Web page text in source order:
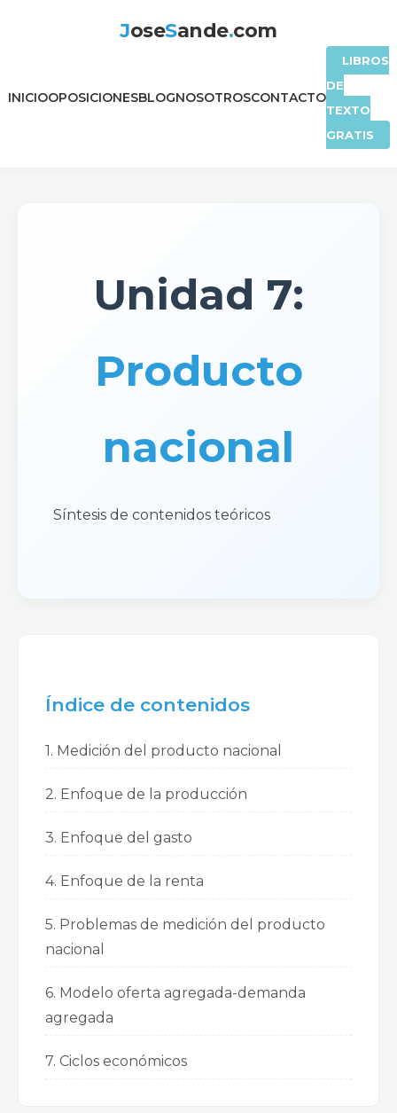
JoseSande.com
INICIOOPOSICIONESBLOGNOSOTROSCONTACTO
LIBROS
DE
TEXTO
GRATIS
Unidad 7:
Producto
nacional
Síntesis de contenidos teóricos
Índice de contenidos
1. Medición del producto nacional
2. Enfoque de la producción
3. Enfoque del gasto
4. Enfoque de la renta
5. Problemas de medición del producto
nacional
6. Modelo oferta agregada-demanda
agregada
7. Ciclos económicos